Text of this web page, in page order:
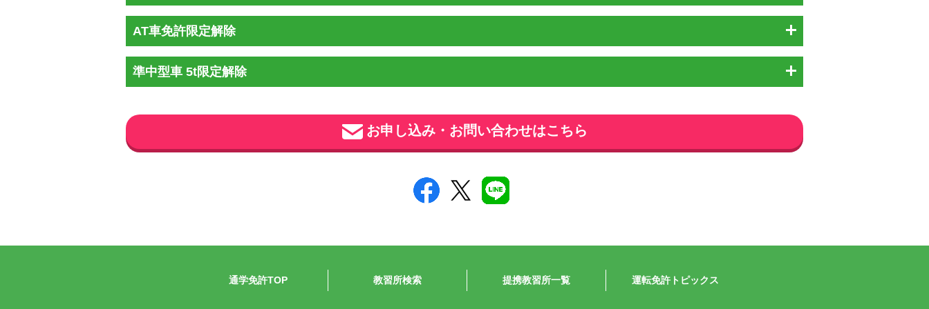
AT車免許限定解除
準中型車 5t限定解除
お申し込み・お問い合わせはこちら
通学免許TOP 教習所検索 提携教習所一覧 運転免許トピックス